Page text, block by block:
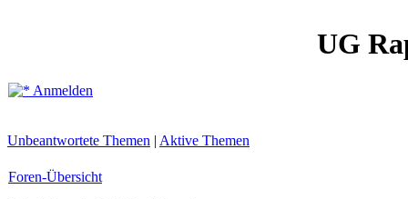
UG
Anmelden
Unbeantwortete Themen | Aktive Themen
Foren-Übersicht